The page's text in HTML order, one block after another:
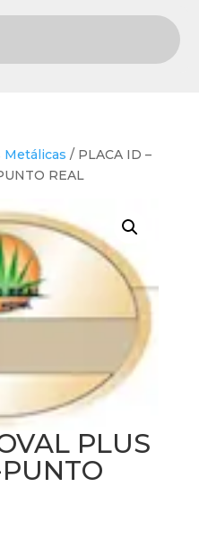
Metálicas / PLACA ID –
REAL
PLUS